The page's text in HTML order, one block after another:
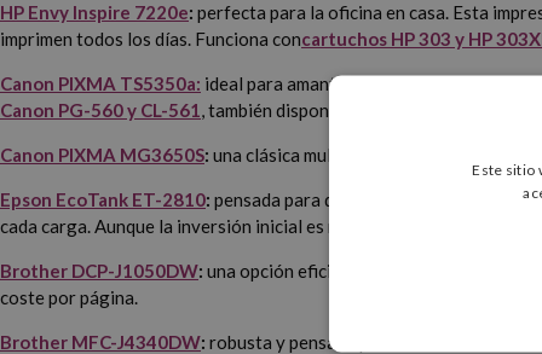
HP Envy Inspire 7220e: perfecta para la oficina en casa. Esta
imprimen todos los días. Funciona concartuchos HP 303 y HP
Canon PIXMA TS5350a: ideal para amantes de la fotografía.
Canon PG-560 y CL-561, también disponibles en versión XL.
Canon PIXMA MG3650S: una clásica multifunción de Canon que
Epson EcoTank ET-2810: pensada para quienes imprimen con
cada carga. Aunque la inversión inicial es mayor, el ahorro a largo
Brother DCP-J1050DW: una opción eficiente y competitiva. Este
coste por página.
Brother MFC-J4340DW: robusta y pensada para un uso más
Este sitio